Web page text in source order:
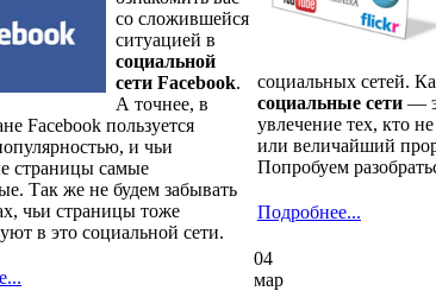
со сложившейся
ситуацией в
социальной
сети Facebook.
А точнее, в
Facebook пользуется
и чьи
страницы самые
Так же не будем забывать
чьи страницы тоже
в это социальной сети.
социальных сетей.
социальные сети —
увлечение тех, кто
или величайший
Попробуем
Подробнее...
04
мар